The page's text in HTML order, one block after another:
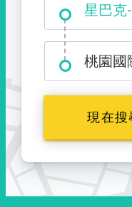
星巴克
大霸尖
桃園國
現在